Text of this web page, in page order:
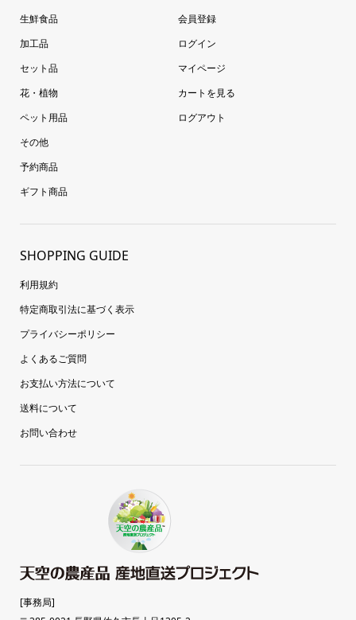
生鮮食品
加工品
セット品
花・植物
ペット用品
その他
予約商品
ギフト商品
会員登録
ログイン
マイページ
カートを見る
ログアウト
SHOPPING GUIDE
利用規約
特定商取引法に基づく表示
プライバシーポリシー
よくあるご質問
お支払い方法について
送料について
お問い合わせ
[事務局]